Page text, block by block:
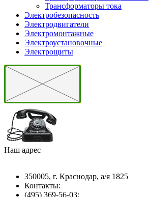
Трансформаторы тока
Электробезопасность
Электродвигатели
Электромонтажные
Электроустановочные
Электрощиты
Наш адрес
350005, г. Краснодар, а/я 1825
Контакты: ­
(495) 369-56-03;